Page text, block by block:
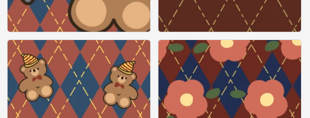
圣诞节壁纸
2
圣诞节壁纸
1